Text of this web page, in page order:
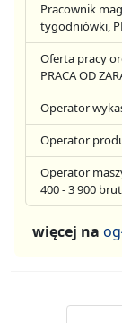
Pracownik
tygodniówki,
Oferta pracy
PRACA OD
Operator
Operator
Operator
400 - 3 900
więcej na